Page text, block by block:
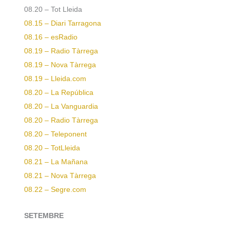
08.20 – Tot Lleida
08.15 – Diari Tarragona
08.16 – esRadio
08.19 – Radio Tàrrega
08.19 – Nova Tàrrega
08.19 – Lleida.com
08.20 – La República
08.20 – La Vanguardia
08.20 – Radio Tàrrega
08.20 – Teleponent
08.20 – TotLleida
08.21 – La Mañana
08.21 – Nova Tàrrega
08.22 – Segre.com
SETEMBRE